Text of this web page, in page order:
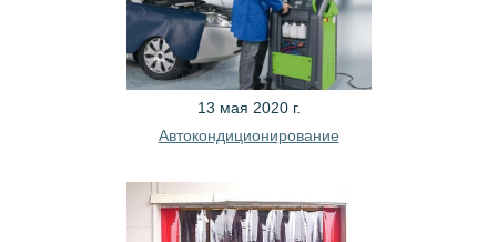
13 мая 2020 г.
Автокондиционирование